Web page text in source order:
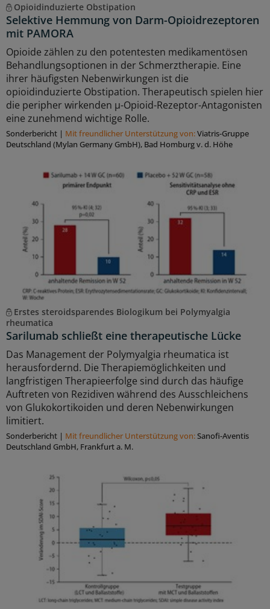
Opioidinduzierte Obstipation
Selektive Hemmung von Darm-Opioidrezeptoren
mit PAMORA
Opioide zählen zu den potentesten medikamentösen
Behandlungsoptionen in der Schmerztherapie. Eine
ihrer häuﬁgsten Nebenwirkungen ist die
opioidinduzierte Obstipation. Therapeutisch spielen hier
die peripher wirkenden μ-Opioid-Rezeptor-Antagonisten
eine zunehmend wichtige Rolle.
Sonderbericht | Mit freundlicher Unterstützung von:Viatris-Gruppe
Deutschland (Mylan Germany GmbH), Bad Homburg v. d. Höhe
Erstes steroidsparendes Biologikum bei Polymyalgia
rheumatica
Sarilumab schließt eine therapeutische Lücke
Das Management der Polymyalgia rheumatica ist
herausfordernd. Die Therapiemöglichkeiten und
langfristigen Therapieerfolge sind durch das häufige
Auftreten von Rezidiven während des Ausschleichens
von Glukokortikoiden und deren Nebenwirkungen
limitiert.
Sonderbericht | Mit freundlicher Unterstützung von:Sanofi-Aventis
Deutschland GmbH, Frankfurt a. M.